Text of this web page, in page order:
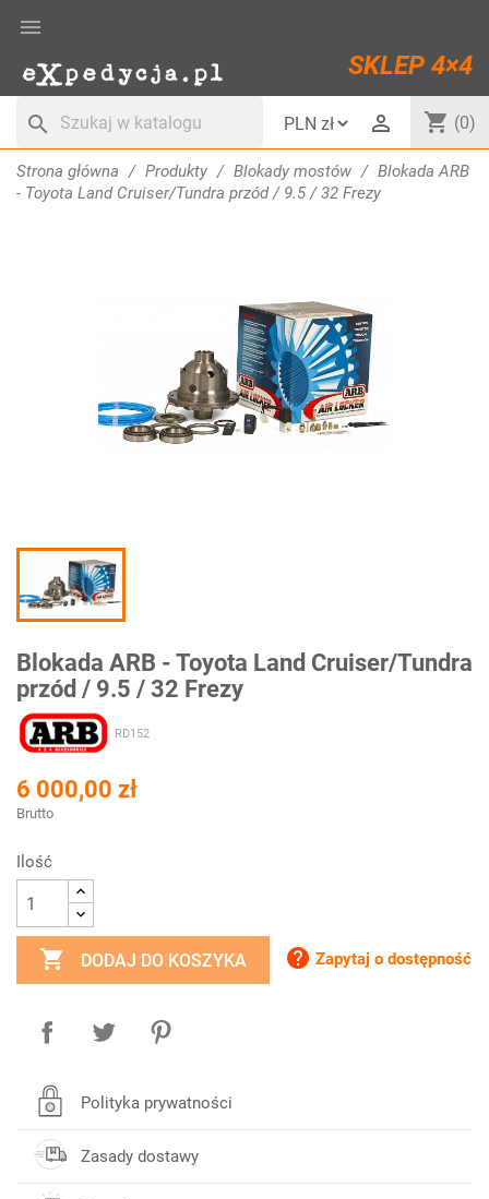

SKLEP 4×4
search  shopping_cart (0)
Strona główna Produkty Blokady mostów
Blokada ARB
- Toyota Land Cruiser/Tundra przód / 9.5 / 32 Frezy
Blokada ARB - Toyota Land Cruiser/Tundra
przód / 9.5 / 32 Frezy
RD152
6 000,00 zł
Brutto
Ilość
 DODAJ DO KOSZYKA  Zapytaj o dostępność
Polityka prywatności
Zasady dostawy